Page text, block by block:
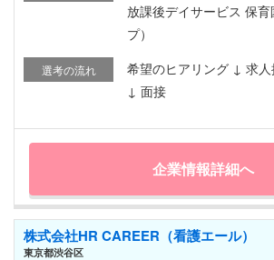
放課後デイサービス 保
プ）
選考の流れ
希望のヒアリング ↓ 求
↓ 面接
企業情報詳細へ
株式会社HR CAREER（看護エール）
東京都渋谷区